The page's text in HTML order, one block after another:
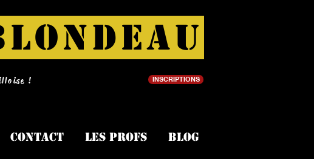
! INSCRIPTIONS
Contact Les profs Blog